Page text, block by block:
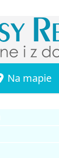
Na mapie